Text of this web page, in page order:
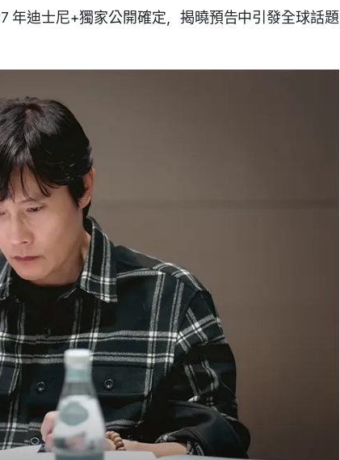
年迪士尼+獨家公開確定，揭曉預告中引發全球話題